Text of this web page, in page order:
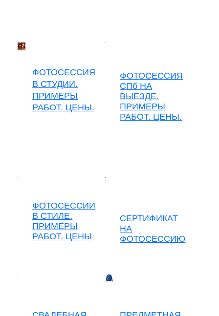
ФОТОСЕССИЯ
В СТУДИИ.
ПРИМЕРЫ
РАБОТ. ЦЕНЫ.
ФОТОСЕССИЯ
СПб НА
ВЫЕЗДЕ.
ПРИМЕРЫ
РАБОТ. ЦЕНЫ.
ФОТОСЕССИИ
В СТИЛЕ.
ПРИМЕРЫ
РАБОТ. ЦЕНЫ.
СЕРТИФИКАТ
НА
ФОТОСЕССИЮ